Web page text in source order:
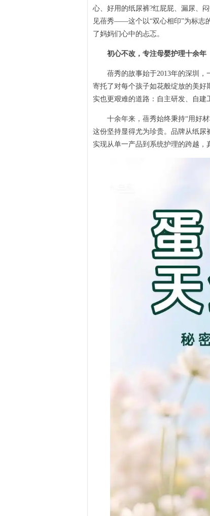
心、好用的纸尿裤?红屁屁、漏尿、
见蓓秀——这个以“双心相印”为标志
了妈妈们心中的忐忑。
初心不改，专注母婴护理十余年
蓓秀的故事始于2013年的深圳，一
寄托了对每个孩子如花般绽放的美
实也更艰难的道路：自主研发、自建
十余年来，蓓秀始终秉持“用好材
这份坚持显得尤为珍贵。品牌从纸尿
实现从单一产品到系统护理的跨越，